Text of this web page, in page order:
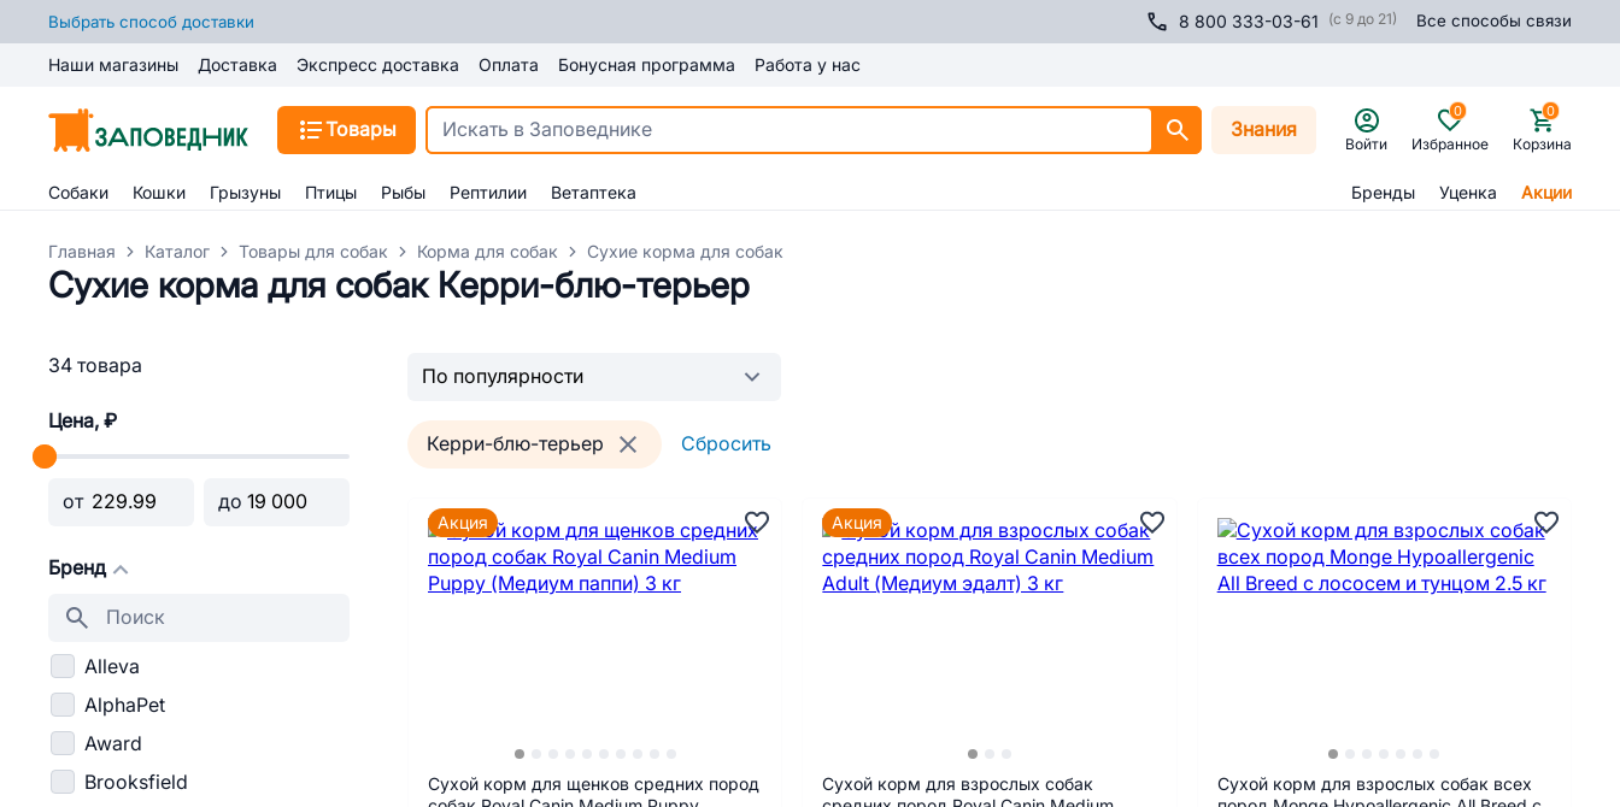
Выбрать способ доставки 8 800 333-03-61 (с 9 до 21) Все способы связи
Наши магазины Доставка Экспресс доставка Оплата Бонусная программа Работа у нас
Товары Знания
Войти Избранное
0
Корзина
0
Собаки Кошки Грызуны Птицы Рыбы Рептилии Ветаптека Бренды Уценка Акции
Главная Каталог Товары для собак Корма для собак Сухие корма для собак
Сухие корма для собак Керри-блю-те­рьер
34 товара
Цена, ₽
от до
Бренд
Alleva
AlphaPet
Award
Brooksfield
Сбросить
Керри-блю-терьер
Сухой корм для щенков средних пород
Акция
Сухой корм для взрослых собак
Акция
Сухой корм для взрослых собак всех